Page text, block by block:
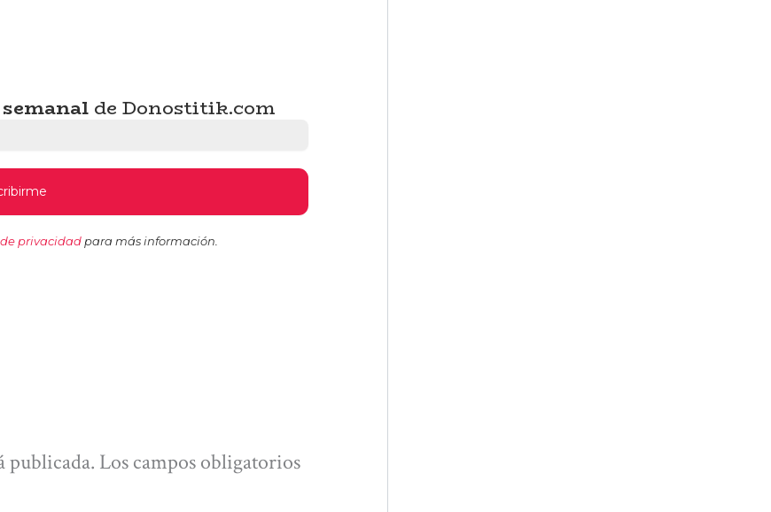
de Donostitik.com
privacidad para más información.
publicada. Los campos obligatorios